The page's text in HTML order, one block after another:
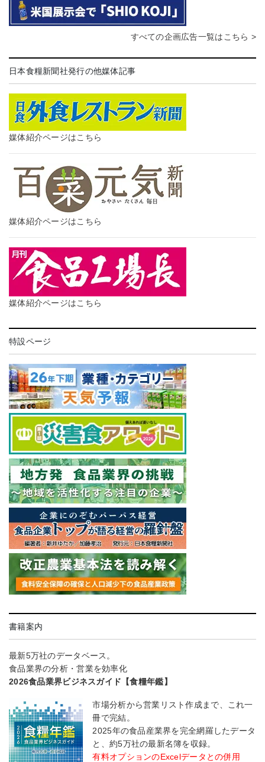
すべての企画広告一覧はこちら >
日本食糧新聞社発行の他媒体記事
媒体紹介ページはこちら
媒体紹介ページはこちら
媒体紹介ページはこちら
特設ページ
書籍案内
最新5万社のデータベース。
食品業界の分析・営業を効率化
2026食品業界ビジネスガイド【食糧年鑑】
市場分析から営業リスト作成まで、これ一
冊で完結。
2025年の食品産業界を完全網羅したデータ
と、約5万社の最新名簿を収録。
有料オプションのExcelデータとの併用